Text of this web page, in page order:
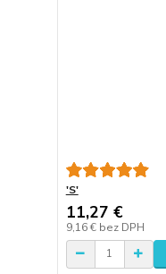
'S'
11,27 €
9,16 € bez DPH